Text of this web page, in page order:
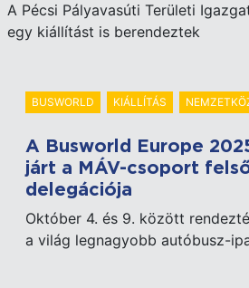
A Pécsi Pályavasúti Területi
egy kiállítást is berendeztek
BUSWORLD KIÁLLÍTÁS
A Busworld Europe
járt a MÁV-csoport
delegációja
Október 4. és 9. között
a világ legnagyobb autóbusz-